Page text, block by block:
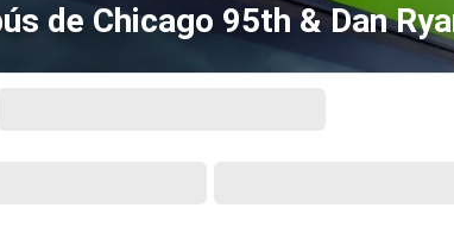
de Chicago 95th & Dan